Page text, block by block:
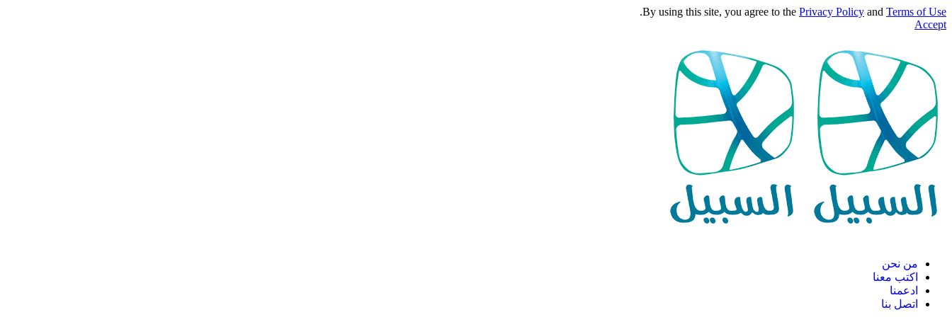
By using this site, you agree to the Privacy Policy and Terms of Use
.
Accept
من نحن
اكتب معنا
ادعمنا
اتصل بنا